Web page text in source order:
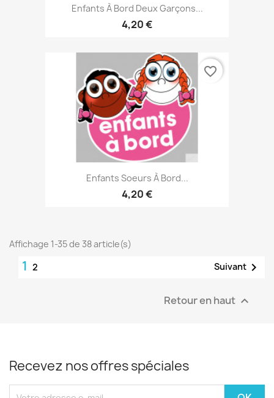
Enfants À Bord Deux Garçons...
4,20 €
Enfants Soeurs À Bord...
4,20 €
favorite_border
Affichage 1-35 de 38 article(s)
1 2 Suivant 
Retour en haut 
Recevez nos offres spéciales